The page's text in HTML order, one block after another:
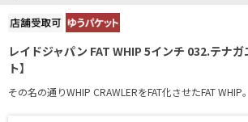
レイドジャパン FAT WHIP 5インチ 032.テナ
ト】
その名の通りWHIP CRAWLERをFAT化させたFAT WHIP。